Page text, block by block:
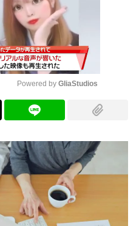
Powered by GliaStudios